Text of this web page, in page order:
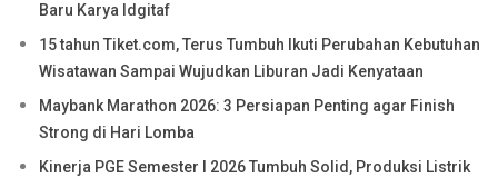
Baru Karya Idgitaf
15 tahun Tiket.com, Terus Tumbuh Ikuti Perubahan Kebutuhan
Wisatawan Sampai Wujudkan Liburan Jadi Kenyataan
Maybank Marathon 2026: 3 Persiapan Penting agar Finish
Strong di Hari Lomba
Kinerja PGE Semester I 2026 Tumbuh Solid, Produksi Listrik